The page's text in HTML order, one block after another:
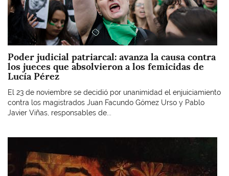
Poder judicial patriarcal: avanza la causa contra
los jueces que absolvieron a los femicidas de
Lucía Pérez
El 23 de noviembre se decidió por unanimidad el enjuiciamiento
contra los magistrados Juan Facundo Gómez Urso y Pablo
Javier Viñas, responsables de...